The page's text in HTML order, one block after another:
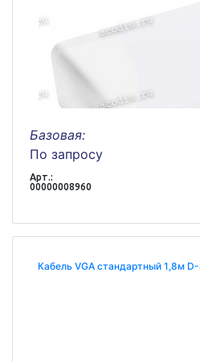
Базовая:
По запросу
Арт.:
00000008960
Кабель VGA стандартный 1,8м